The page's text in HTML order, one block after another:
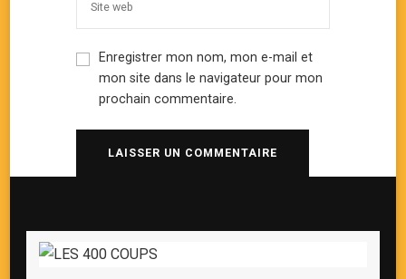
Enregistrer mon nom, mon e-mail et
mon site dans le navigateur pour mon
prochain commentaire.